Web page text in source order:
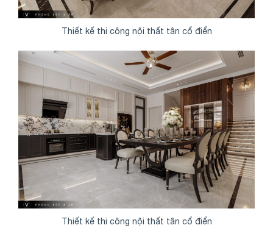
Thiết kế thi công nội thất tân cổ điển
Thiết kế thi công nội thất tân cổ điển